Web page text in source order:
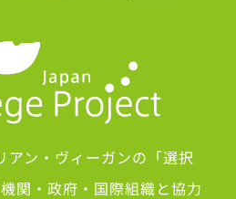
アン・ヴィーガンの「選択
関・政府・国際組織と協力